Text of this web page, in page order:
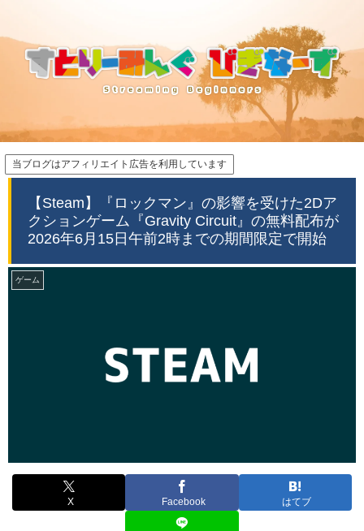
当ブログはアフィリエイト広告を利用しています
【Steam】『ロックマン』の影響を受けた2Dア
クションゲーム『Gravity Circuit』の無料配布が
2026年6月15日午前2時までの期間限定で開始
ゲーム
X Facebook はてブ